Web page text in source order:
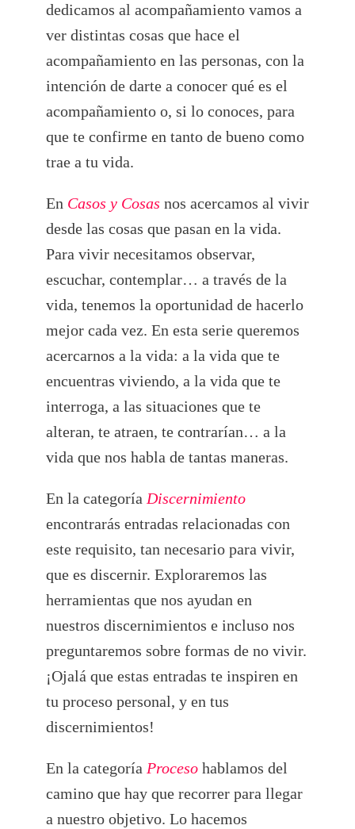
dedicamos al acompañamiento vamos a
ver distintas cosas que hace el
acompañamiento en las personas, con la
intención de darte a conocer qué es el
acompañamiento o, si lo conoces, para
que te confirme en tanto de bueno como
trae a tu vida.
En Casos y Cosas nos acercamos al vivir
desde las cosas que pasan en la vida.
Para vivir necesitamos observar,
escuchar, contemplar… a través de la
vida, tenemos la oportunidad de hacerlo
mejor cada vez. En esta serie queremos
acercarnos a la vida: a la vida que te
encuentras viviendo, a la vida que te
interroga, a las situaciones que te
alteran, te atraen, te contrarían… a la
vida que nos habla de tantas maneras.
En la categoría Discernimiento
encontrarás entradas relacionadas con
este requisito, tan necesario para vivir,
que es discernir. Exploraremos las
herramientas que nos ayudan en
nuestros discernimientos e incluso nos
preguntaremos sobre formas de no vivir.
¡Ojalá que estas entradas te inspiren en
tu proceso personal, y en tus
discernimientos!
En la categoría Proceso hablamos del
camino que hay que recorrer para llegar
a nuestro objetivo. Lo hacemos